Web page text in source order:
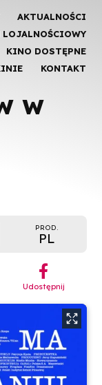
AKTUALNOŚCI
LOJALNOŚCIOWY
KINO DOSTĘPNE
KONTAKT
w
PROD.
PL
︁
Udostępnij